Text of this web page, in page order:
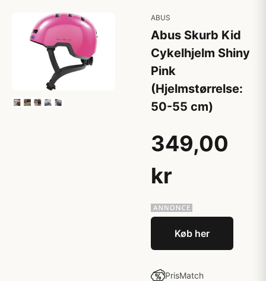
ABUS
Abus Skurb Kid
Cykelhjelm Shiny
Pink
(Hjelmstørrelse:
50-55 cm)
349,00
kr
Køb her
PrisMatch